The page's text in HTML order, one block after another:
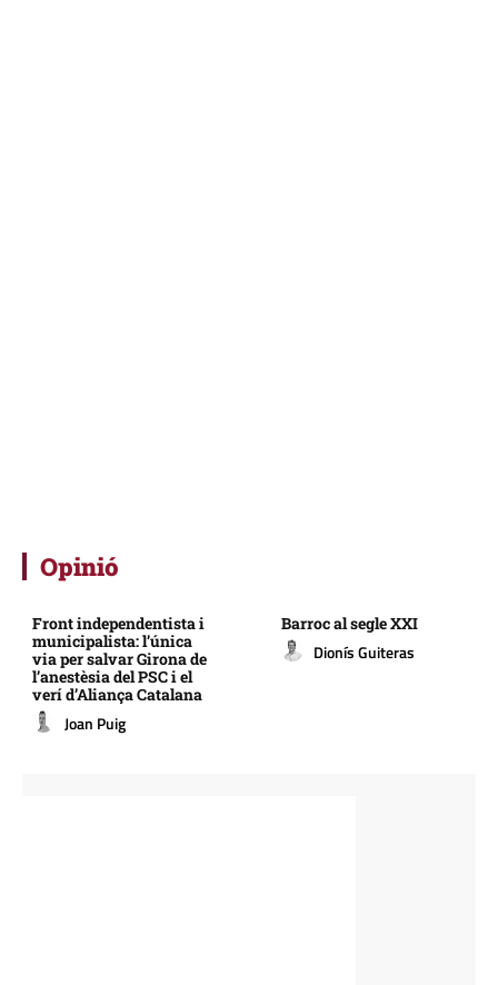
Opinió
Front independentista i
municipalista: l’única
via per salvar Girona de
l’anestèsia del PSC i el
verí d’Aliança Catalana
Joan Puig
Barroc al segle XXI
Dionís Guiteras